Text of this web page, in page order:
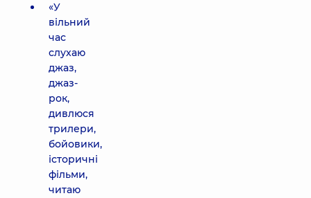
«У
вільний
час
слухаю
джаз,
джаз-
рок,
дивлюся
трилери,
бойовики,
історичні
фільми,
читаю